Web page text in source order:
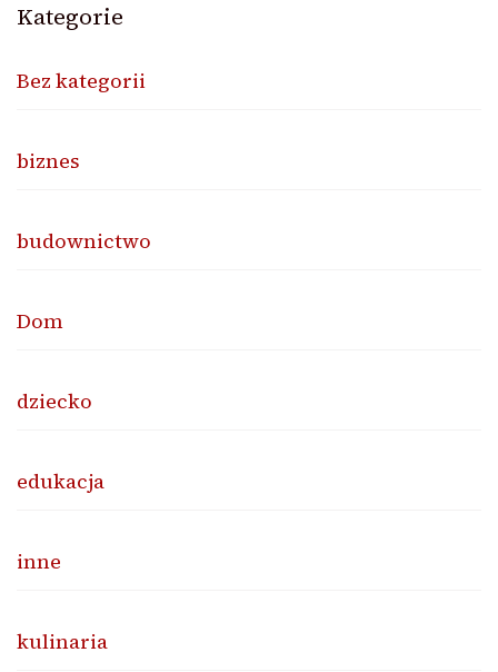
Kategorie
Bez kategorii
biznes
budownictwo
Dom
dziecko
edukacja
inne
kulinaria